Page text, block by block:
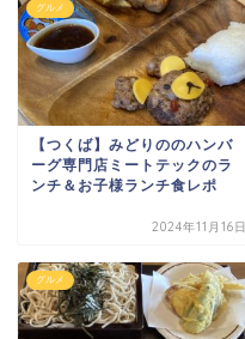
グルメ
【つくば】みどりののハンバ
ーグ専門店ミートテックのラ
ンチ＆お子様ランチ食レポ
2024年11月16日
グルメ